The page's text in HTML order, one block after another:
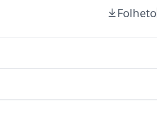
Folheto